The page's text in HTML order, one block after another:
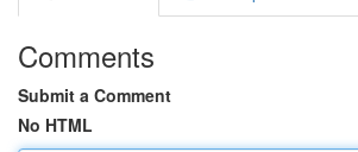
Comments
Submit a Comment
No HTML